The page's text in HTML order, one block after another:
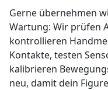
Gerne übernehmen
Wartung: Wir prüfen
kontrollieren
Kontakte, testen
kalibrieren
neu, damit dein